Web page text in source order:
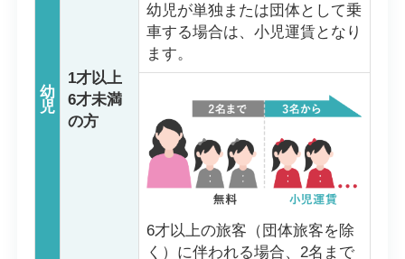
幼
児
1才以上
6才未満
の方
幼児が単独または団体として乗
車する場合は、小児運賃となり
ます。
6才以上の旅客（団体旅客を除
く）に伴われる場合、2名まで